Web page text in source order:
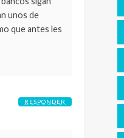
unos de
que antes les
RESPONDER